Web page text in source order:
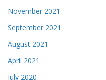
November 2021
September 2021
August 2021
April 2021
July 2020